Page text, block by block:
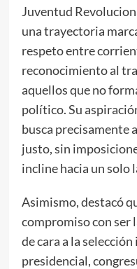
Juventud
una trayectoria
respeto entre
reconocimiento al
aquellos que no
político. Su
busca precisamente
justo, sin
incline hacia un solo
Asimismo, destacó
compromiso con ser
de cara a la
presidencial,